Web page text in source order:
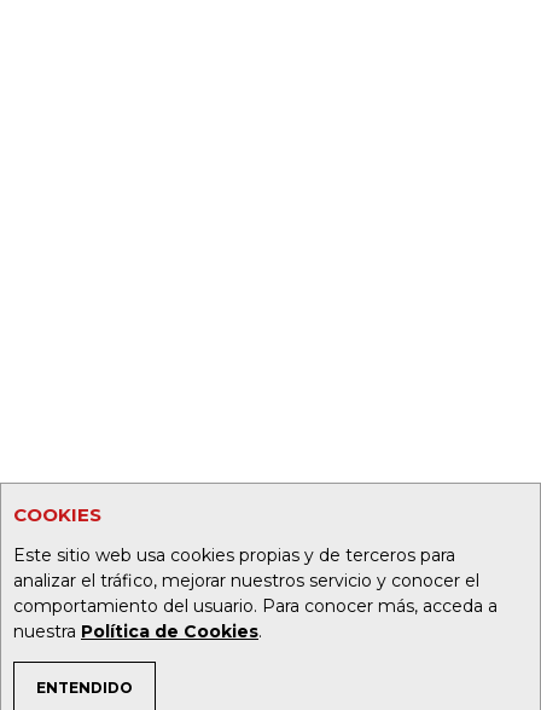
COOKIES
Este sitio web usa cookies propias y de terceros para
analizar el tráfico, mejorar nuestros servicio y conocer el
comportamiento del usuario. Para conocer más, acceda a
nuestra Política de Cookies.
ENTENDIDO